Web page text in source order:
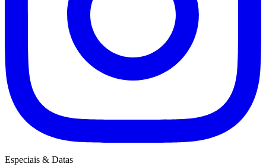
Especiais & Datas